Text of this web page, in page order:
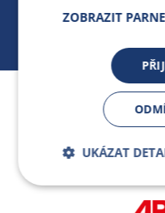
Jsme součástí
nezávislých
ZOBRAZIT
UKÁZAT
nutné soubory